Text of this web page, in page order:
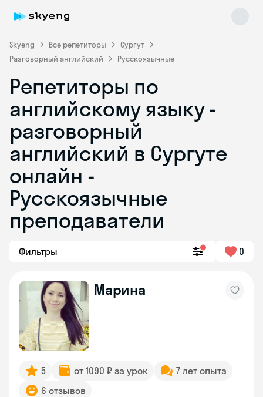
Skyeng Все репетиторы
Сургут
Разговорный английский
Русскоязычные
Репетиторы по
английскому языку -
разговорный
английский в Сургуте
онлайн -
Русскоязычные
преподаватели
Фильтры 0
Марина
5 от 1090 ₽ за урок
7 лет опыта
6 отзывов
Skyeng Chat